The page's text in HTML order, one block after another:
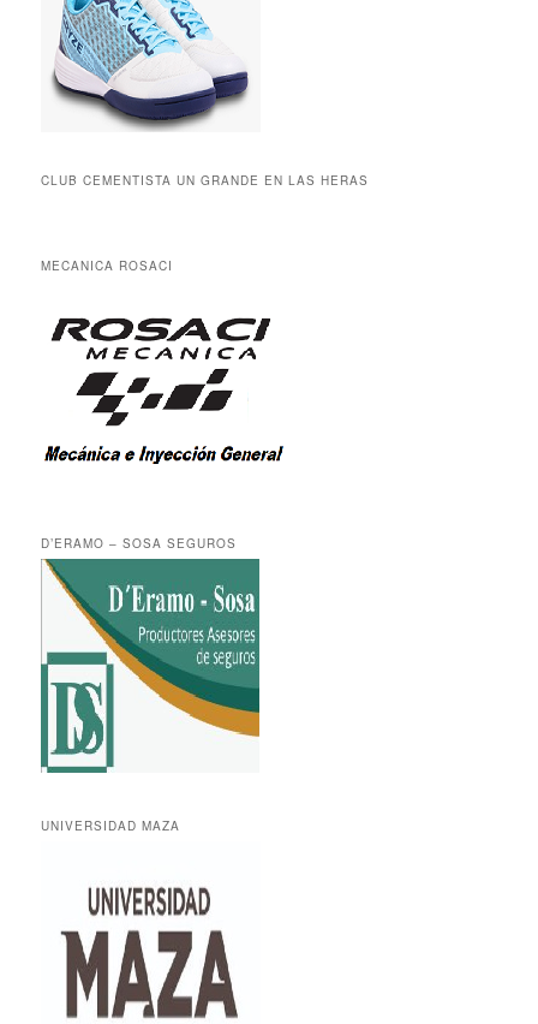
CLUB CEMENTISTA UN GRANDE EN LAS HERAS
MECANICA ROSACI
D’ERAMO – SOSA SEGUROS
UNIVERSIDAD MAZA